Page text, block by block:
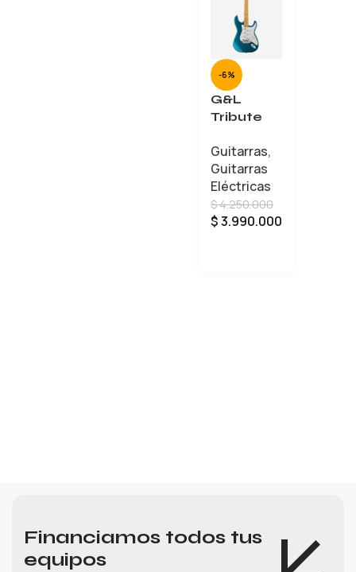
-6%
G&L
Tribute
e
Guitarras,
Guitarras
Eléctricas
$4.250.000
$3.990.000
Financiamos todos tus
equipos